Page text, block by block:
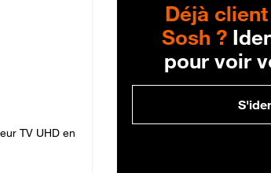
TV UHD en
Déjà
Sosh ?
pour voir